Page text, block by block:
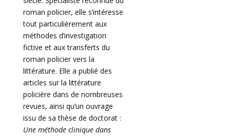
roman policier, elle s’intéresse
tout particulièrement aux
méthodes d’investigation
fictive et aux transferts du
roman policier vers la
littérature. Elle a publié des
articles sur la littérature
policière dans de nombreuses
revues, ainsi qu’un ouvrage
issu de sa thèse de doctorat :
Une méthode clinique dans